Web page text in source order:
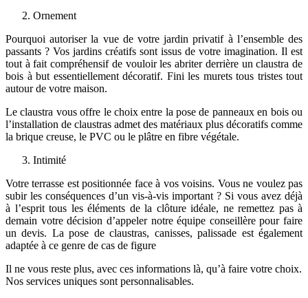
Ornement
Pourquoi autoriser la vue de votre jardin privatif à l’ensemble des
passants ? Vos jardins créatifs sont issus de votre imagination. Il est
tout à fait compréhensif de vouloir les abriter derrière un claustra de
bois à but essentiellement décoratif. Fini les murets tous tristes tout
autour de votre maison.
Le claustra vous offre le choix entre la pose de panneaux en bois ou
l’installation de claustras admet des matériaux plus décoratifs comme
la brique creuse, le PVC ou le plâtre en fibre végétale.
Intimité
Votre terrasse est positionnée face à vos voisins. Vous ne voulez pas
subir les conséquences d’un vis-à-vis important ? Si vous avez déjà
à l’esprit tous les éléments de la clôture idéale, ne remettez pas à
demain votre décision d’appeler notre équipe conseillère pour faire
un devis. La pose de claustras, canisses, palissade est également
adaptée à ce genre de cas de figure
Il ne vous reste plus, avec ces informations là, qu’à faire votre choix.
Nos services uniques sont personnalisables.